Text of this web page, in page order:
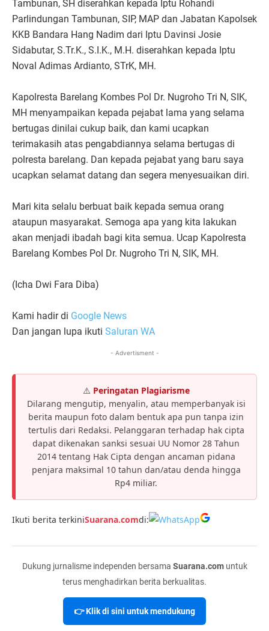
Tambunan, SH diserahkan kepada Iptu Rohandi
Parlindungan Tambunan, SIP, MAP dan Jabatan Kapolsek
KKB Bandara Hang Nadim dari Iptu Davinsi Josie
Sidabutar, S.Tr.K., S.I.K., M.H. diserahkan kepada Iptu
Noval Adimas Ardianto, STrK, MH.
Kapolresta Barelang Kombes Pol Dr. Nugroho Tri N, SIK,
MH menyampaikan kepada pejabat lama yang selama
bertugas dinilai cukup baik, dan kami ucapkan
terimakasih atas pengabdiannya selama bertugas di
polresta barelang. Dan kepada pejabat yang baru saya
ucapkan selamat datang dan segera menyesuaikan diri.
Mari kita selalu berbuat baik kepada semua orang
ataupun masyarakat. Semoga apa yang kita lakukan
akan menjadi ibadah bagi kita semua. Ucap Kapolresta
Barelang Kombes Pol Dr. Nugroho Tri N, SIK, MH.
(Icha Dwi Fara Diba)
Kami hadir di Google News
Dan jangan lupa ikuti Saluran WA
- Advertisment -
⚠️ Peringatan Plagiarisme
Dilarang mengutip, menyalin, atau memperbanyak isi
berita maupun foto dalam bentuk apa pun tanpa izin
tertulis dari Redaksi. Pelanggaran terhadap hak cipta
dapat dikenakan sanksi sesuai UU Nomor 28 Tahun
2014 tentang Hak Cipta dengan ancaman pidana
penjara maksimal 10 tahun dan/atau denda hingga
Rp4 miliar.
Ikuti berita terkiniSuarana.comdi:
Dukung jurnalisme independen bersama Suarana.comuntuk
terus menghadirkan berita berkualitas.
👉 Klik di sini untuk mendukung